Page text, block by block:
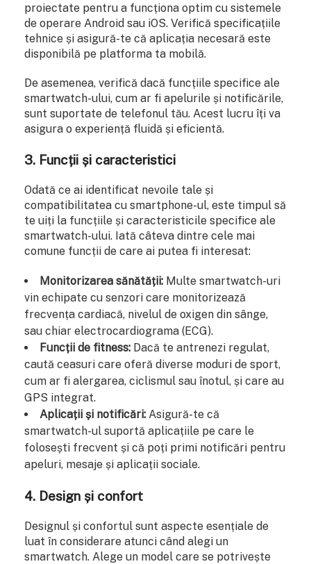
proiectate pentru a funcționa optim cu sistemele
de operare Android sau iOS. Verifică specificațiile
tehnice și asigură-te că aplicația necesară este
disponibilă pe platforma ta mobilă.
De asemenea, verifică dacă funcțiile specifice ale
smartwatch-ului, cum ar fi apelurile și notificările,
sunt suportate de telefonul tău. Acest lucru îți va
asigura o experiență fluidă și eficientă.
3. Funcții și caracteristici
Odată ce ai identificat nevoile tale și
compatibilitatea cu smartphone-ul, este timpul să
te uiți la funcțiile și caracteristicile specifice ale
smartwatch-ului. Iată câteva dintre cele mai
comune funcții de care ai putea fi interesat:
Monitorizarea sănătății: Multe smartwatch-uri
vin echipate cu senzori care monitorizează
frecvența cardiacă, nivelul de oxigen din sânge,
sau chiar electrocardiograma (ECG).
Funcții de fitness: Dacă te antrenezi regulat,
caută ceasuri care oferă diverse moduri de sport,
cum ar fi alergarea, ciclismul sau înotul, și care au
GPS integrat.
Aplicații și notificări: Asigură-te că
smartwatch-ul suportă aplicațiile pe care le
folosești frecvent și că poți primi notificări pentru
apeluri, mesaje și aplicații sociale.
4. Design și confort
Designul și confortul sunt aspecte esențiale de
luat în considerare atunci când alegi un
smartwatch. Alege un model care se potrivește